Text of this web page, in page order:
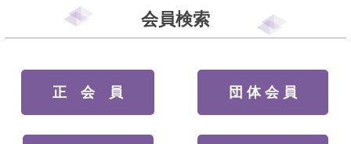
会員検索
正 会 員 団 体 会 員